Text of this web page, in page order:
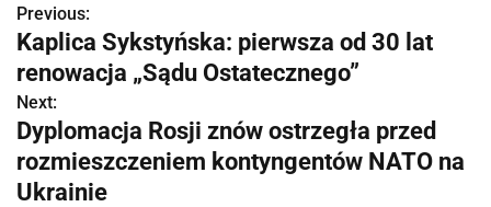
N
a
w
i
g
Previous:
Kaplica Sykstyńska: pierwsza od 30 lat
renowacja „Sądu Ostatecznego”
Next:
Dyplomacja Rosji znów ostrzegła przed
rozmieszczeniem kontyngentów NATO na
Ukrainie